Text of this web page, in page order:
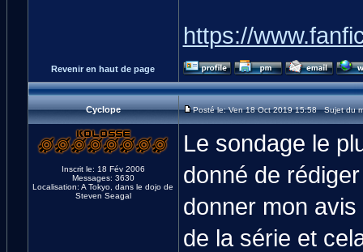
https://
Revenir en haut de page
Cyclope Posté le: Ven 18 Oct 2019 15:58 Sujet du
Inscrit le: 18 Fév 2006
Messages: 3630
Localisation: A Tokyo, dans le dojo de
Steven Seagal
Le sondage le
donné de
donner mon
de la série et